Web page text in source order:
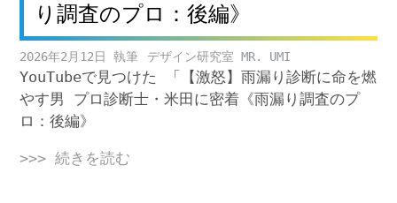
り調査のプロ：後編》
2026年2月12日 デザイン研究室 MR. UMI
YouTubeで見つけた 「【激怒】雨漏り診断に命を燃
やす男 プロ診断士・米田に密着《雨漏り調査のプ
ロ：後編》
>>> 続きを読む